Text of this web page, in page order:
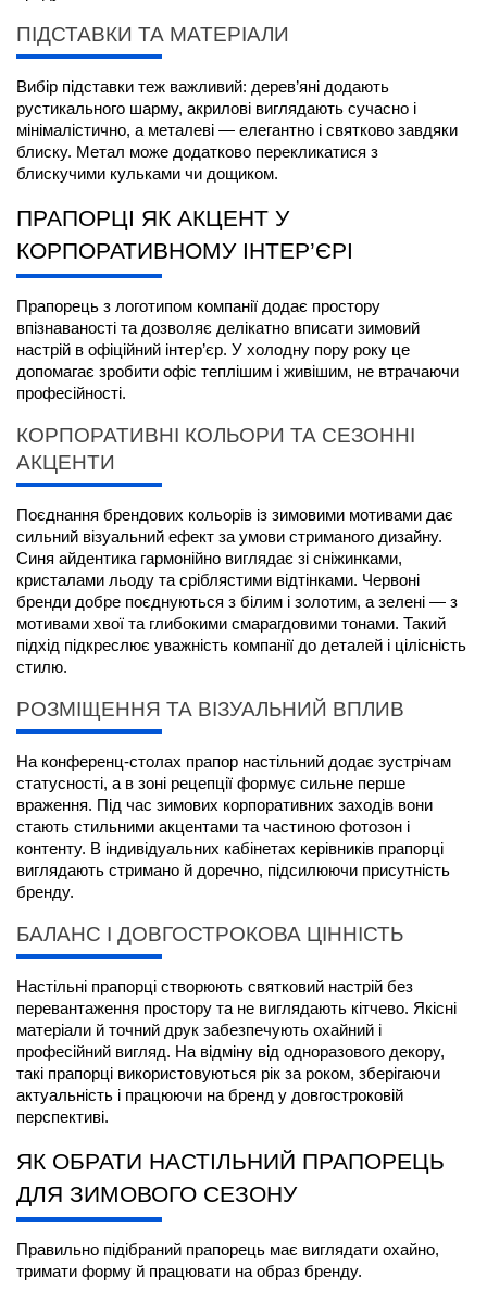
ПІДСТАВКИ ТА МАТЕРІАЛИ
Вибір підставки теж важливий: дерев’яні додають
рустикального шарму, акрилові виглядають сучасно і
мінімалістично, а металеві — елегантно і святково завдяки
блиску. Метал може додатково перекликатися з
блискучими кульками чи дощиком.
ПРАПОРЦІ ЯК АКЦЕНТ У
КОРПОРАТИВНОМУ ІНТЕР’ЄРІ
Прапорець з логотипом компанії додає простору
впізнаваності та дозволяє делікатно вписати зимовий
настрій в офіційний інтер’єр. У холодну пору року це
допомагає зробити офіс теплішим і живішим, не втрачаючи
професійності.
КОРПОРАТИВНІ КОЛЬОРИ ТА СЕЗОННІ
АКЦЕНТИ
Поєднання брендових кольорів із зимовими мотивами дає
сильний візуальний ефект за умови стриманого дизайну.
Синя айдентика гармонійно виглядає зі сніжинками,
кристалами льоду та сріблястими відтінками. Червоні
бренди добре поєднуються з білим і золотим, а зелені — з
мотивами хвої та глибокими смарагдовими тонами. Такий
підхід підкреслює уважність компанії до деталей і цілісність
стилю.
РОЗМІЩЕННЯ ТА ВІЗУАЛЬНИЙ ВПЛИВ
На конференц-столах прапор настільний додає зустрічам
статусності, а в зоні рецепції формує сильне перше
враження. Під час зимових корпоративних заходів вони
стають стильними акцентами та частиною фотозон і
контенту. В індивідуальних кабінетах керівників прапорці
виглядають стримано й доречно, підсилюючи присутність
бренду.
БАЛАНС І ДОВГОСТРОКОВА ЦІННІСТЬ
Настільні прапорці створюють святковий настрій без
перевантаження простору та не виглядають кітчево. Якісні
матеріали й точний друк забезпечують охайний і
професійний вигляд. На відміну від одноразового декору,
такі прапорці використовуються рік за роком, зберігаючи
актуальність і працюючи на бренд у довгостроковій
перспективі.
ЯК ОБРАТИ НАСТІЛЬНИЙ ПРАПОРЕЦЬ
ДЛЯ ЗИМОВОГО СЕЗОНУ
Правильно підібраний прапорець має виглядати охайно,
тримати форму й працювати на образ бренду.